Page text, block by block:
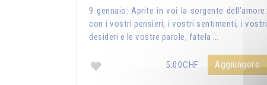
9 gennaio: Aprite in voi la sorgente dell’amore:
con i vostri pensieri, i vostri sentimenti, i vostri
desideri e le vostre parole, fatela …
5.00CHF Aggiungere